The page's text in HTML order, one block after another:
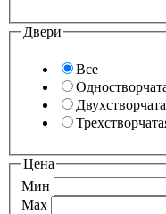
Двери
Все
Цена
Мин
Max